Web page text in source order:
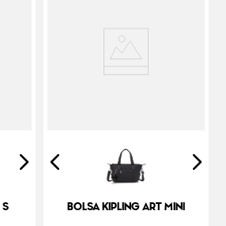
BOLSA KIPLING ART MINI